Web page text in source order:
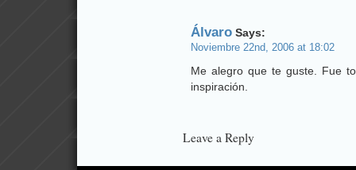
Álvaro Says:
Noviembre 22nd, 2006 at 18:02
Me alegro que te guste. Fue
inspiración.
Leave a Reply